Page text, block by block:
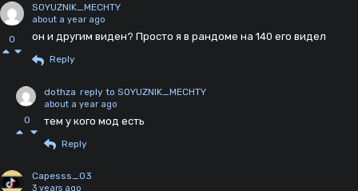
0
SOYUZNIK_MECHTY
about a year ago
он и другим виден? Просто я в рандоме на 140 его видел
Reply
0
dothza reply to SOYUZNIK_MECHTY
about a year ago
тем у кого мод есть
Reply
Capesss_03
3 years ago